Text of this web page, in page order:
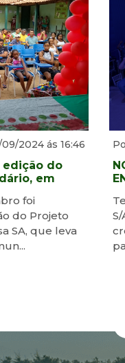
2024 ás 16:46
edição do
em
foi
do Projeto
SA, que leva